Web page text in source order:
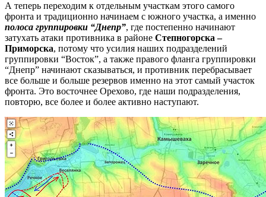
А теперь переходим к отдельным участкам этого самого
фронта и традиционно начинаем с южного участка, а именно
полоса группировки “Днепр”, где постепенно начинают
затухать атаки противника в районе Степногорска –
Приморска, потому что усилия наших подразделений
группировки “Восток”, а также правого фланга группировки
“Днепр” начинают сказываться, и противник перебрасывает
все больше и больше резервов именно на этот самый участок
фронта. Это восточнее Орехово, где наши подразделения,
повторю, все более и более активно наступают.